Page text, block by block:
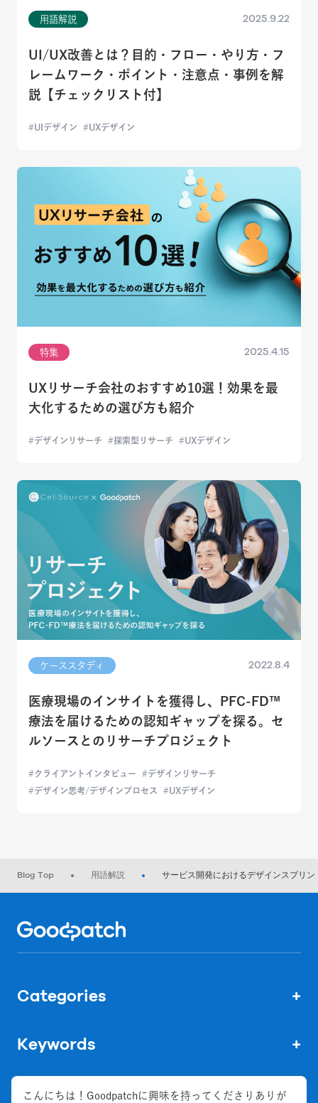
用語解説 2025.9.22
UI/UX改善とは？目的・フロー・やり方・フ
レームワーク・ポイント・注意点・事例を解
説【チェックリスト付】
UIデザイン UXデザイン
特集 2025.4.15
UXリサーチ会社のおすすめ10選！効果を最
大化するための選び方も紹介
デザインリサーチ 探索型リサーチ UXデザイン
ケーススタディ 2022.8.4
医療現場のインサイトを獲得し、PFC-FD™
療法を届けるための認知ギャップを探る。セ
ルソースとのリサーチプロジェクト
クライアントインタビュー
デザインリサーチ
デザイン思考/デザインプロセス
UXデザイン
Blog Top 用語解説 サービス開発におけるデザインスプリ
Categories +
Keywords +
こんにちは！Goodpatchに興味を持ってくださりありが